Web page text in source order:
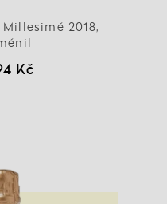
2018,
Kč